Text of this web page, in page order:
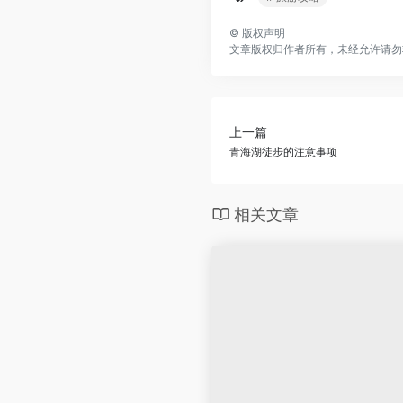
© 版权声明
文章版权归作者所有，未经允许请
上一篇
青海湖徒步的注意事项
相关文章